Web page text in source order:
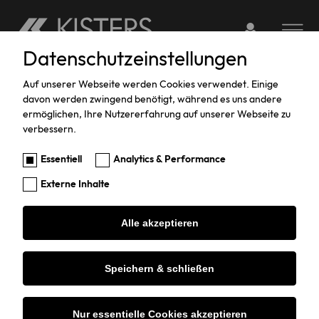
main
content
Login toToggle
KISTERS Service-Portal
Unternehmensprofil
Seit 60 Jahren entwickeln wir
datengestützte Umwelt-Software,
Datenschutzeinstellungen
Auf unserer Webseite werden Cookies verwendet. Einige
davon werden zwingend benötigt, während es uns andere
ermöglichen, Ihre Nutzererfahrung auf unserer Webseite zu
verbessern.
Essentiell
Analytics & Performance
Externe Inhalte
Alle akzeptieren
Speichern & schließen
Nur essentielle Cookies akzeptieren